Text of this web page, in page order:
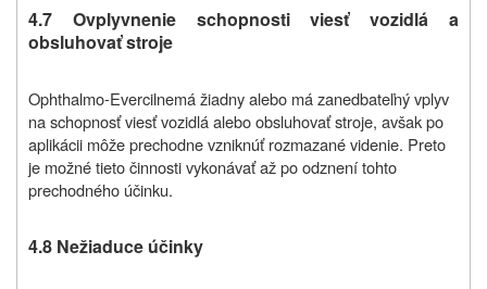
4.7 Ovplyvnenie schopnosti viesť vozidlá a
obsluhovať stroje
Ophthalmo-Evercilnemá žiadny alebo má zanedbateľný vplyv
na schopnosť viesť vozidlá alebo obsluhovať stroje, avšak po
aplikácii môže prechodne vzniknúť rozmazané videnie. Preto
je možné tieto činnosti vykonávať až po odznení tohto
prechodného účinku.
4.8 Nežiaduce účinky